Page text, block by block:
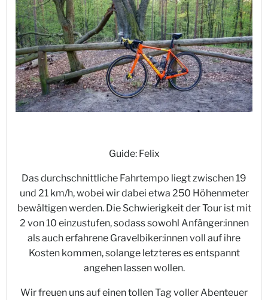
Guide: Felix
Das durchschnittliche Fahrtempo liegt zwischen 19
und 21 km/h, wobei wir dabei etwa 250 Höhenmeter
bewältigen werden. Die Schwierigkeit der Tour ist mit
2 von 10 einzustufen, sodass sowohl Anfänger:innen
als auch erfahrene Gravelbiker:innen voll auf ihre
Kosten kommen, solange letzteres es entspannt
angehen lassen wollen.
Wir freuen uns auf einen tollen Tag voller Abenteuer